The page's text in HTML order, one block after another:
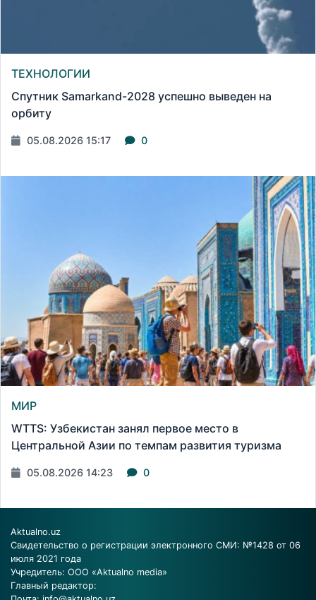
ТЕХНОЛОГИИ
Спутник Samarkand-2028 успешно выведен на
орбиту
05.08.2026 15:17 0
МИР
WTTS: Узбекистан занял первое место в
Центральной Азии по темпам развития туризма
05.08.2026 14:23 0
Aktualno.uz
Свидетельство о регистрации электронного СМИ: №1428 от 06
июля 2021 года
Учредитель: ООО «Aktualno media»
Главный редактор: